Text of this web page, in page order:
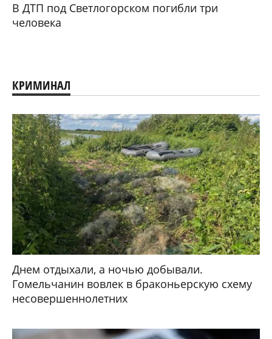
В ДТП под Светлогорском погибли три
человека
КРИМИНАЛ
Днем отдыхали, а ночью добывали.
Гомельчанин вовлек в браконьерскую схему
несовершеннолетних